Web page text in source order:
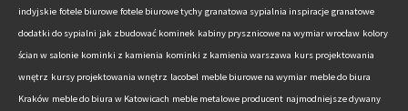
indyjskie fotele biurowe fotele biurowe tychy granatowa sypialnia inspiracje granatowe
dodatki do sypialni jak zbudować kominek kabiny prysznicowe na wymiar wrocław kolory
ścian w salonie kominki z kamienia kominki z kamienia warszawa kurs projektowania
wnętrz kursy projektowania wnętrz lacobel meble biurowe na wymiar meble do biura
Kraków meble do biura w Katowicach meble metalowe producent najmodniejsze dywany